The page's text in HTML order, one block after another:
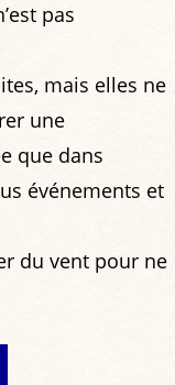
pas
mais elles ne
une
que dans
événements et
du vent pour ne